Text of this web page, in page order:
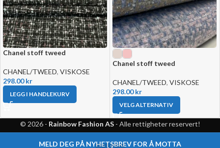
MELD DEG PÅ NYHETSBREV FOR Å MOTTA
Chanel stoff tweed
CHANEL/TWEED, VISKOSE
298.00kr
LEGG I HANDLEKURV
Chanel stoff tweed
CHANEL/TWEED, VISKOSE
298.00kr
VELG ALTERNATIV
© 2026 - Rainbow Fashion AS- Alle rettigheter reservert!